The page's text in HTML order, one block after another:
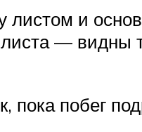
листом и
листа — видны
пока побег